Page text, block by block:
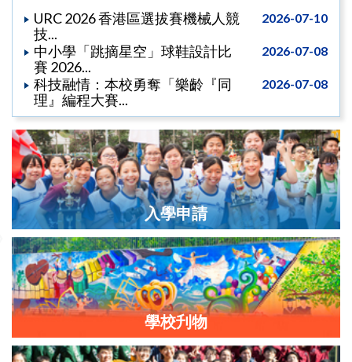
2026-07-10
URC 2026 香港區選拔賽機械人競
技...
2026-07-08
中小學「跳摘星空」球鞋設計比
賽 2026...
2026-07-08
科技融情：本校勇奪「樂齡『同
理』編程大賽...
入學申請
學校刋物